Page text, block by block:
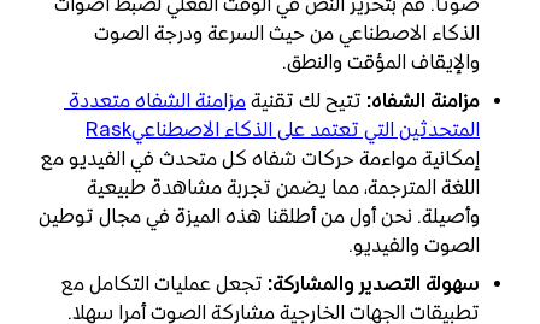
الذكاء الاصطناعي من حيث السرعة ودرجة الصوت
والإيقاف المؤقت والنطق.
مزامنة الشفاه:تتيح لك تقنية
مزامنة الشفاه متعددة
المتحدثين التي تعتمد على الذكاء الاصطناعيRask
إمكانية مواءمة حركات شفاه كل متحدث في الفيديو مع
اللغة المترجمة، مما يضمن تجربة مشاهدة طبيعية
وأصيلة. نحن أول من أطلقنا هذه الميزة في مجال توطين
الصوت والفيديو.
سهولة التصدير والمشاركة:تجعل عمليات التكامل مع
تطبيقات الجهات الخارجية مشاركة الصوت أمرا سهلا.